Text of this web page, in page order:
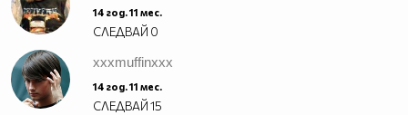
14 год. 11 мес.
СЛЕДВАЙ 0
xxxmuffinxxx
14 год. 11 мес.
СЛЕДВАЙ15